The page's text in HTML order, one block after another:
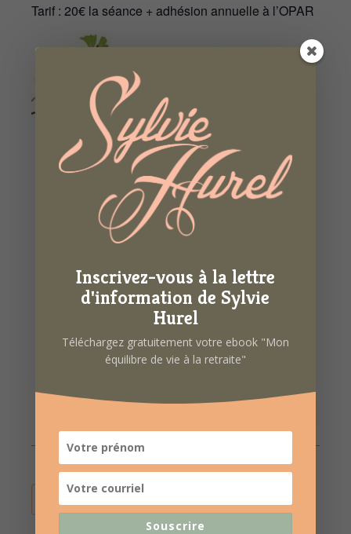
Tarif : 20€ la séance + adhésion annuelle à l’OPAR
Inscrivez-vous à la lettre
d'information de Sylvie
Hurel
Téléchargez gratuitement votre ebook "Mon
équilibre de vie à la retraite"
Souscrire